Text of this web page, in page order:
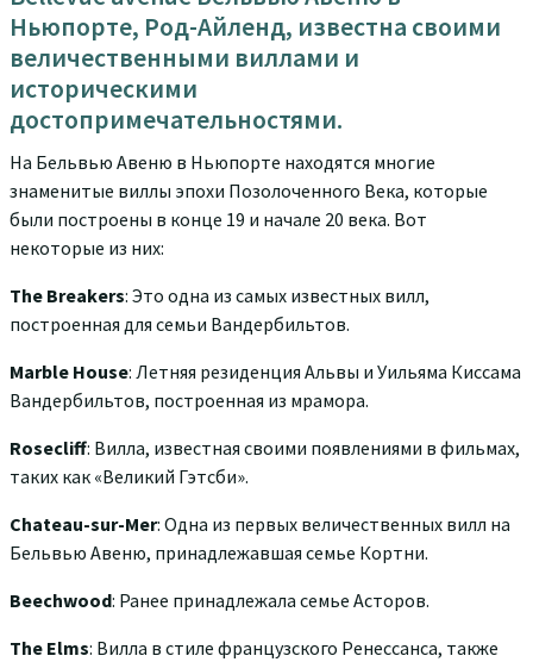
Ньюпорте, Род-Айленд, известна своими
величественными виллами и
историческими
достопримечательностями.
На Бельвью Авеню в Ньюпорте находятся многие
знаменитые виллы эпохи Позолоченного Века, которые
были построены в конце 19 и начале 20 века. Вот
некоторые из них:
The Breakers: Это одна из самых известных вилл,
построенная для семьи Вандербильтов.
Marble House: Летняя резиденция Альвы и Уильяма Киссама
Вандербильтов, построенная из мрамора.
Rosecliff: Вилла, известная своими появлениями в фильмах,
таких как «Великий Гэтсби».
Chateau-sur-Mer: Одна из первых величественных вилл на
Бельвью Авеню, принадлежавшая семье Кортни.
Beechwood: Ранее принадлежала семье Асторов.
The Elms: Вилла в стиле французского Ренессанса, также